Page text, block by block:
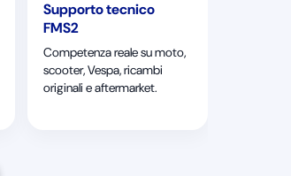
Supporto tecnico
FMS2
Competenza reale su moto,
scooter, Vespa, ricambi
originali e aftermarket.